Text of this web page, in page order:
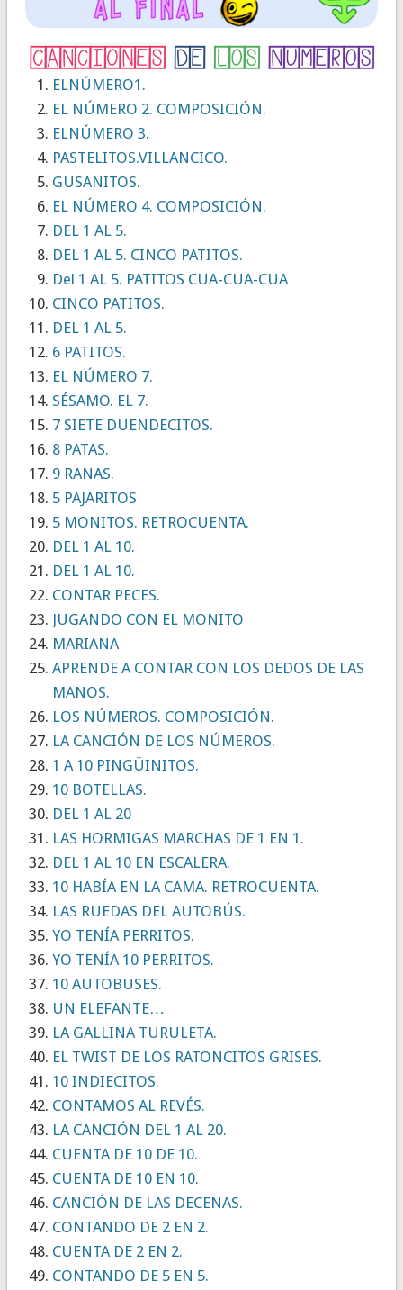
ELNÚMERO1.
EL NÚMERO 2. COMPOSICIÓN.
ELNÚMERO 3.
PASTELITOS.VILLANCICO.
GUSANITOS.
EL NÚMERO 4. COMPOSICIÓN.
DEL 1 AL 5.
DEL 1 AL 5. CINCO PATITOS.
Del 1 AL 5. PATITOS CUA-CUA-CUA
CINCO PATITOS.
DEL 1 AL 5.
6 PATITOS.
EL NÚMERO 7.
SÉSAMO. EL 7.
7 SIETE DUENDECITOS.
8 PATAS.
9 RANAS.
5 PAJARITOS
5 MONITOS. RETROCUENTA.
DEL 1 AL 10.
DEL 1 AL 10.
CONTAR PECES.
JUGANDO CON EL MONITO
MARIANA
APRENDE A CONTAR CON LOS DEDOS DE LAS
MANOS.
LOS NÚMEROS. COMPOSICIÓN.
LA CANCIÓN DE LOS NÚMEROS.
1 A 10 PINGÜINITOS.
10 BOTELLAS.
DEL 1 AL 20
LAS HORMIGAS MARCHAS DE 1 EN 1.
DEL 1 AL 10 EN ESCALERA.
10 HABÍA EN LA CAMA. RETROCUENTA.
LAS RUEDAS DEL AUTOBÚS.
YO TENÍA PERRITOS.
YO TENÍA 10 PERRITOS.
10 AUTOBUSES.
UN ELEFANTE…
LA GALLINA TURULETA.
EL TWIST DE LOS RATONCITOS GRISES.
10 INDIECITOS.
CONTAMOS AL REVÉS.
LA CANCIÓN DEL 1 AL 20.
CUENTA DE 10 DE 10.
CUENTA DE 10 EN 10.
CANCIÓN DE LAS DECENAS.
CONTANDO DE 2 EN 2.
CUENTA DE 2 EN 2.
CONTANDO DE 5 EN 5.